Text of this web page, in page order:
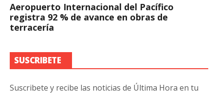
Aeropuerto Internacional del Pacífico
registra 92 % de avance en obras de
terracería
SUSCRIBETE
Suscribete y recibe las noticias de Última Hora en tu